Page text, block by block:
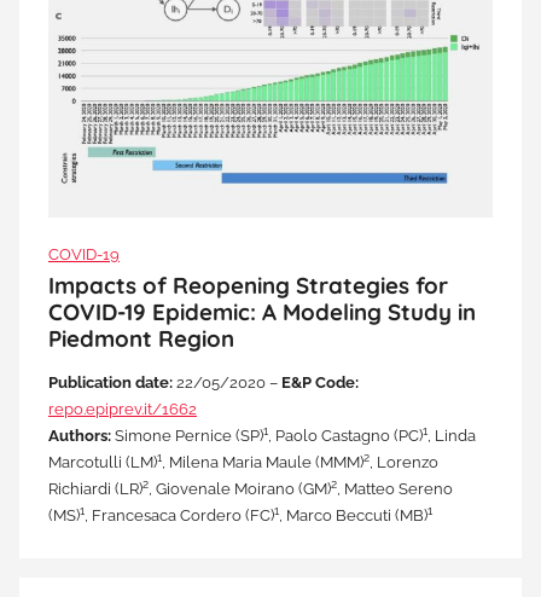
COVID-19
Impacts of Reopening Strategies for
COVID-19 Epidemic: A Modeling Study in
Piedmont Region
Publication date: 22/05/2020 – E&P Code:
repo.epiprev.it/1662
Authors: Simone Pernice (SP)1, Paolo Castagno (PC)1, Linda
Marcotulli (LM)1, Milena Maria Maule (MMM)2, Lorenzo
Richiardi (LR)2, Giovenale Moirano (GM)2, Matteo Sereno
(MS)1, Francesaca Cordero (FC)1, Marco Beccuti (MB)1